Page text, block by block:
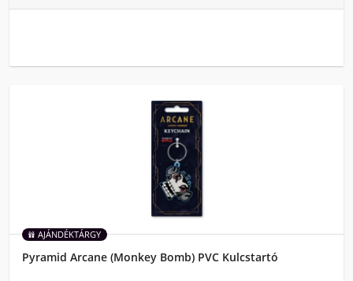
AJÁNDÉKTÁRGY
Pyramid Arcane (Monkey Bomb) PVC Kulcstartó